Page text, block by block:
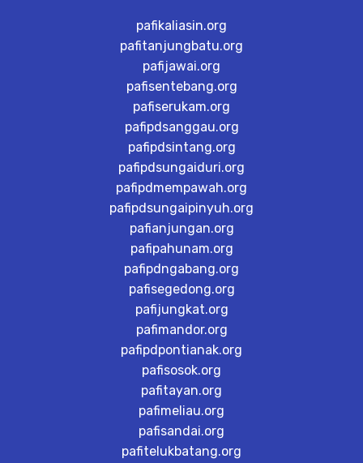
pafikaliasin.org
pafitanjungbatu.org
pafijawai.org
pafisentebang.org
pafiserukam.org
pafipdsanggau.org
pafipdsintang.org
pafipdsungaiduri.org
pafipdmempawah.org
pafipdsungaipinyuh.org
pafianjungan.org
pafipahunam.org
pafipdngabang.org
pafisegedong.org
pafijungkat.org
pafimandor.org
pafipdpontianak.org
pafisosok.org
pafitayan.org
pafimeliau.org
pafisandai.org
pafitelukbatang.org